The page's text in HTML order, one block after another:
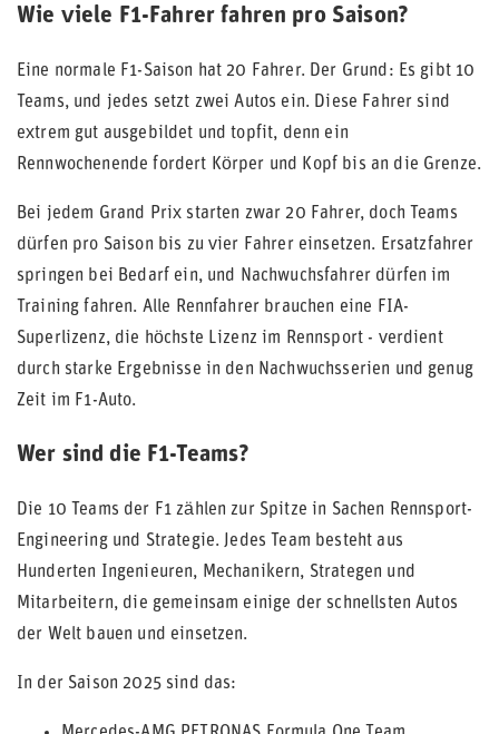
Wie viele F1-Fahrer fahren pro Saison?
Eine normale F1-Saison hat 20 Fahrer. Der Grund: Es gibt 10
Teams, und jedes setzt zwei Autos ein. Diese Fahrer sind
extrem gut ausgebildet und topfit, denn ein
Rennwochenende fordert Körper und Kopf bis an die Grenze.
Bei jedem Grand Prix starten zwar 20 Fahrer, doch Teams
dürfen pro Saison bis zu vier Fahrer einsetzen. Ersatzfahrer
springen bei Bedarf ein, und Nachwuchsfahrer dürfen im
Training fahren. Alle Rennfahrer brauchen eine FIA-
Superlizenz, die höchste Lizenz im Rennsport - verdient
durch starke Ergebnisse in den Nachwuchsserien und genug
Zeit im F1-Auto.
Wer sind die F1-Teams?
Die 10 Teams der F1 zählen zur Spitze in Sachen Rennsport-
Engineering und Strategie. Jedes Team besteht aus
Hunderten Ingenieuren, Mechanikern, Strategen und
Mitarbeitern, die gemeinsam einige der schnellsten Autos
der Welt bauen und einsetzen.
In der Saison 2025 sind das: